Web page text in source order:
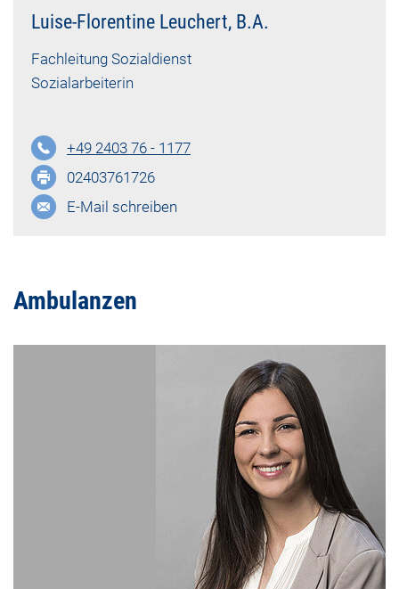
Luise-Florentine Leuchert, B.A.
Fachleitung Sozialdienst
Sozialarbeiterin
+49 2403 76 - 1177
02403761726
E-Mail schreiben
Ambulanzen